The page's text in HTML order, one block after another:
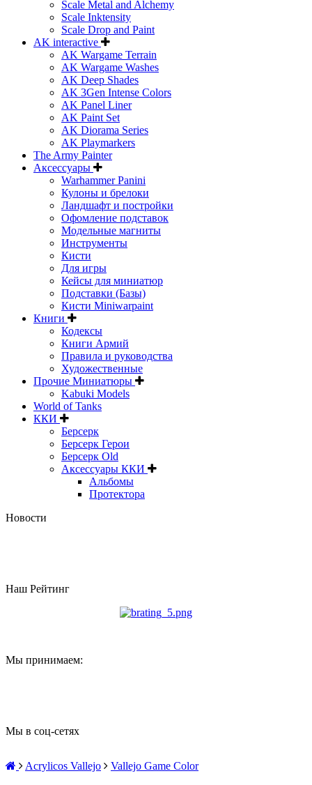
Scale Metal and Alchemy
Scale Inktensity
Scale Drop and Paint
AK interactive
AK Wargame Terrain
AK Wargame Washes
AK Deep Shades
AK 3Gen Intense Colors
AK Panel Liner
AK Paint Set
AK Diorama Series
AK Playmarkers
The Army Painter
Аксессуары
Warhammer Panini
Кулоны и брелоки
Ландшафт и постройки
Офомление подставок
Модельные магниты
Инструменты
Кисти
Для игры
Кейсы для миниатюр
Подставки (Базы)
Кисти Miniwarpaint
Книги
Кодексы
Книги Армий
Правила и руководства
Художественные
Прочие Миниатюры
Kabuki Models
World of Tanks
ККИ
Берсерк
Берсерк Герои
Берсерк Old
Аксессуары ККИ
Альбомы
Протектора
Новости
Наш Рейтинг
Мы принимаем:
Мы в соц-сетях
Acrylicos Vallejo Vallejo Game Color